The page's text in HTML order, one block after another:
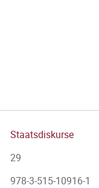
Staatsdiskurse
29
978-3-515-10916-1